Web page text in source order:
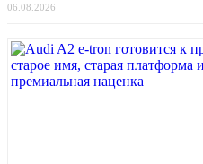
06.08.2026